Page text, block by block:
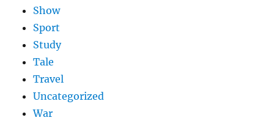
Show
Sport
Study
Tale
Travel
Uncategorized
War